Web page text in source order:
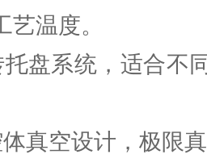
艺温度。
盘系统，适合不
真空设计，极限